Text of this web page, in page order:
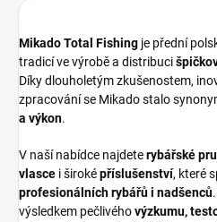
Mikado Total Fishing je přední
tradicí ve výrobě a distribuci
Díky dlouholetým zkušenostem,
zpracování se Mikado stalo
a výkon.
V naší nabídce najdeterybářské
vlasce i široképříslušenství, které
profesionálních rybářů i nadšenců
výsledkem pečlivéhovýzkumu,